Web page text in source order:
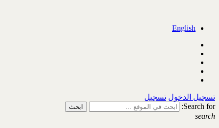
English
تسجيل الدخول تسجيل
Search for:
search